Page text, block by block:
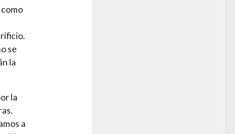
se
la
la
a